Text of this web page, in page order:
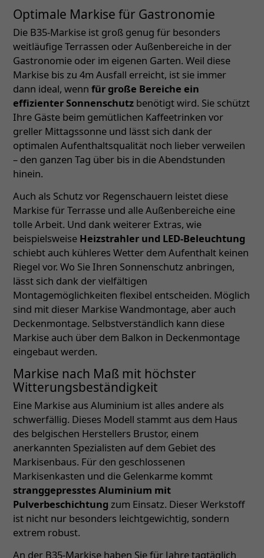
Optimale Markise für Gastronomie
Die B35-Markise ist groß genug für besonders
weitläufige Terrassen oder Außenbereiche in der
Gastronomie oder im eigenen Garten. Weil diese
Markise bis zu 4m Ausfall erreicht, ist sie immer
dann ideal, wenn für große Bereiche ein
effizienter Sonnenschutz benötigt wird. Sie schützt
Ihre Gäste beim gemütlichen Kaffeetrinken vor
greller Mittagssonne und lässt sich dank der
optimalen Aufenthaltsqualität noch lieber verweilen
– den ganzen Tag über bis in die Abendstunden
hinein.
Auch als Schutz vor Regenschauern leistet diese
Markise für Terrasse und alle Außenbereiche eine
tolle Arbeit. Und dank weiterer Extras, wie
beispielsweise Heizstrahler und LED-Beleuchtung
schiebt auch kühleres Wetter dem Aufenthalt keinen
Riegel vor. Wo Sie Ihren Sonnenschutz anbringen,
lässt sich dank der vielfältigen
Montagemöglichkeiten flexibel entscheiden. Möglich
sind mit dieser Markise Wandmontage, aber auch
Deckenmontage. Selbstverständlich kann diese
Markise auch über dem Balkon in Deckenmontage
eingebaut werden.
Markise nach Maß mit höchster
Witterungsbeständigkeit
Eine Markise aus Aluminium ist alles andere als
schwerfällig. Dieses Modell stammt aus dem Haus
des belgischen Herstellers Brustor, einem
anerkannten Spezialisten auf dem Gebiet des
Markisenbaus. Für den geschlossenen
Markisenkasten und die Gelenkarme kommt
stranggepresstes Aluminium mit
Pulverbeschichtung zum Einsatz. Dieser Werkstoff
ist nicht nur besonders leichtgewichtig, sondern
extrem robust.
An der B35-Markise haben Sie für Jahre tagtäglich